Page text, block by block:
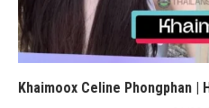
Khaimoox Celine Phongphan |